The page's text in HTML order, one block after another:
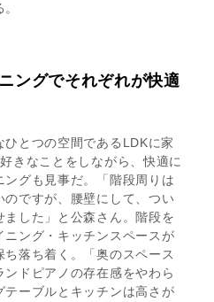
ングでそれぞれが快適
とつの空間であるLDKに家
きなことをしながら、快適に
グも見事だ。「階段周りは
ですが、腰壁にして、つい
した」と公森さん。階段を
ニング・キッチンスペースが
落ち着く。「奥のスペース
ドピアノの存在感をやわら
テーブルとキッチンは高さが